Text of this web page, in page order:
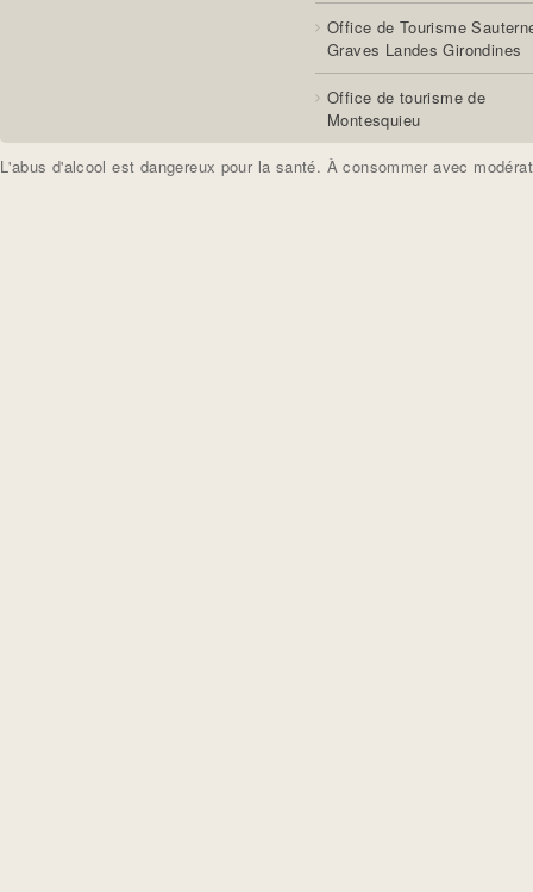
Office de Tourisme
Graves Landes Girondines
Office de tourisme de
Montesquieu
L'abus d'alcool est dangereux pour la santé. À consommer avec